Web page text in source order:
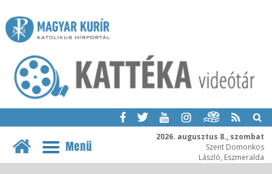
2026. augusztus 8., szombat
Szent Domonkos
László, Eszmeralda
Menü